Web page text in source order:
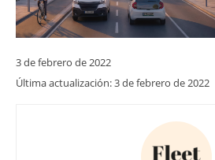
3 de febrero de 2022
Última actualización:3 de febrero de 2022